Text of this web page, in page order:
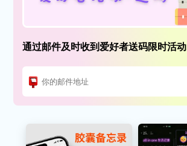
通过邮件及时收到爱好者送码限时活动